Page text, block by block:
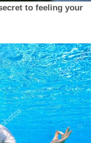
to feeling your